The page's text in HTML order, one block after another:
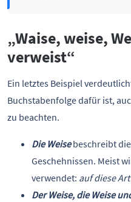
„Waise, weise,
verweist“
Ein letztes Beispiel
Buchstabenfolge dafür ist,
zu beachten.
Die Weisebeschreibt
Geschehnissen. Meist
verwendet: auf diese
Der Weise, die Weise